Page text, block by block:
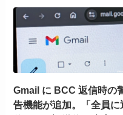
Gmail に BCC 返信時の
告機能が追加。「全員に